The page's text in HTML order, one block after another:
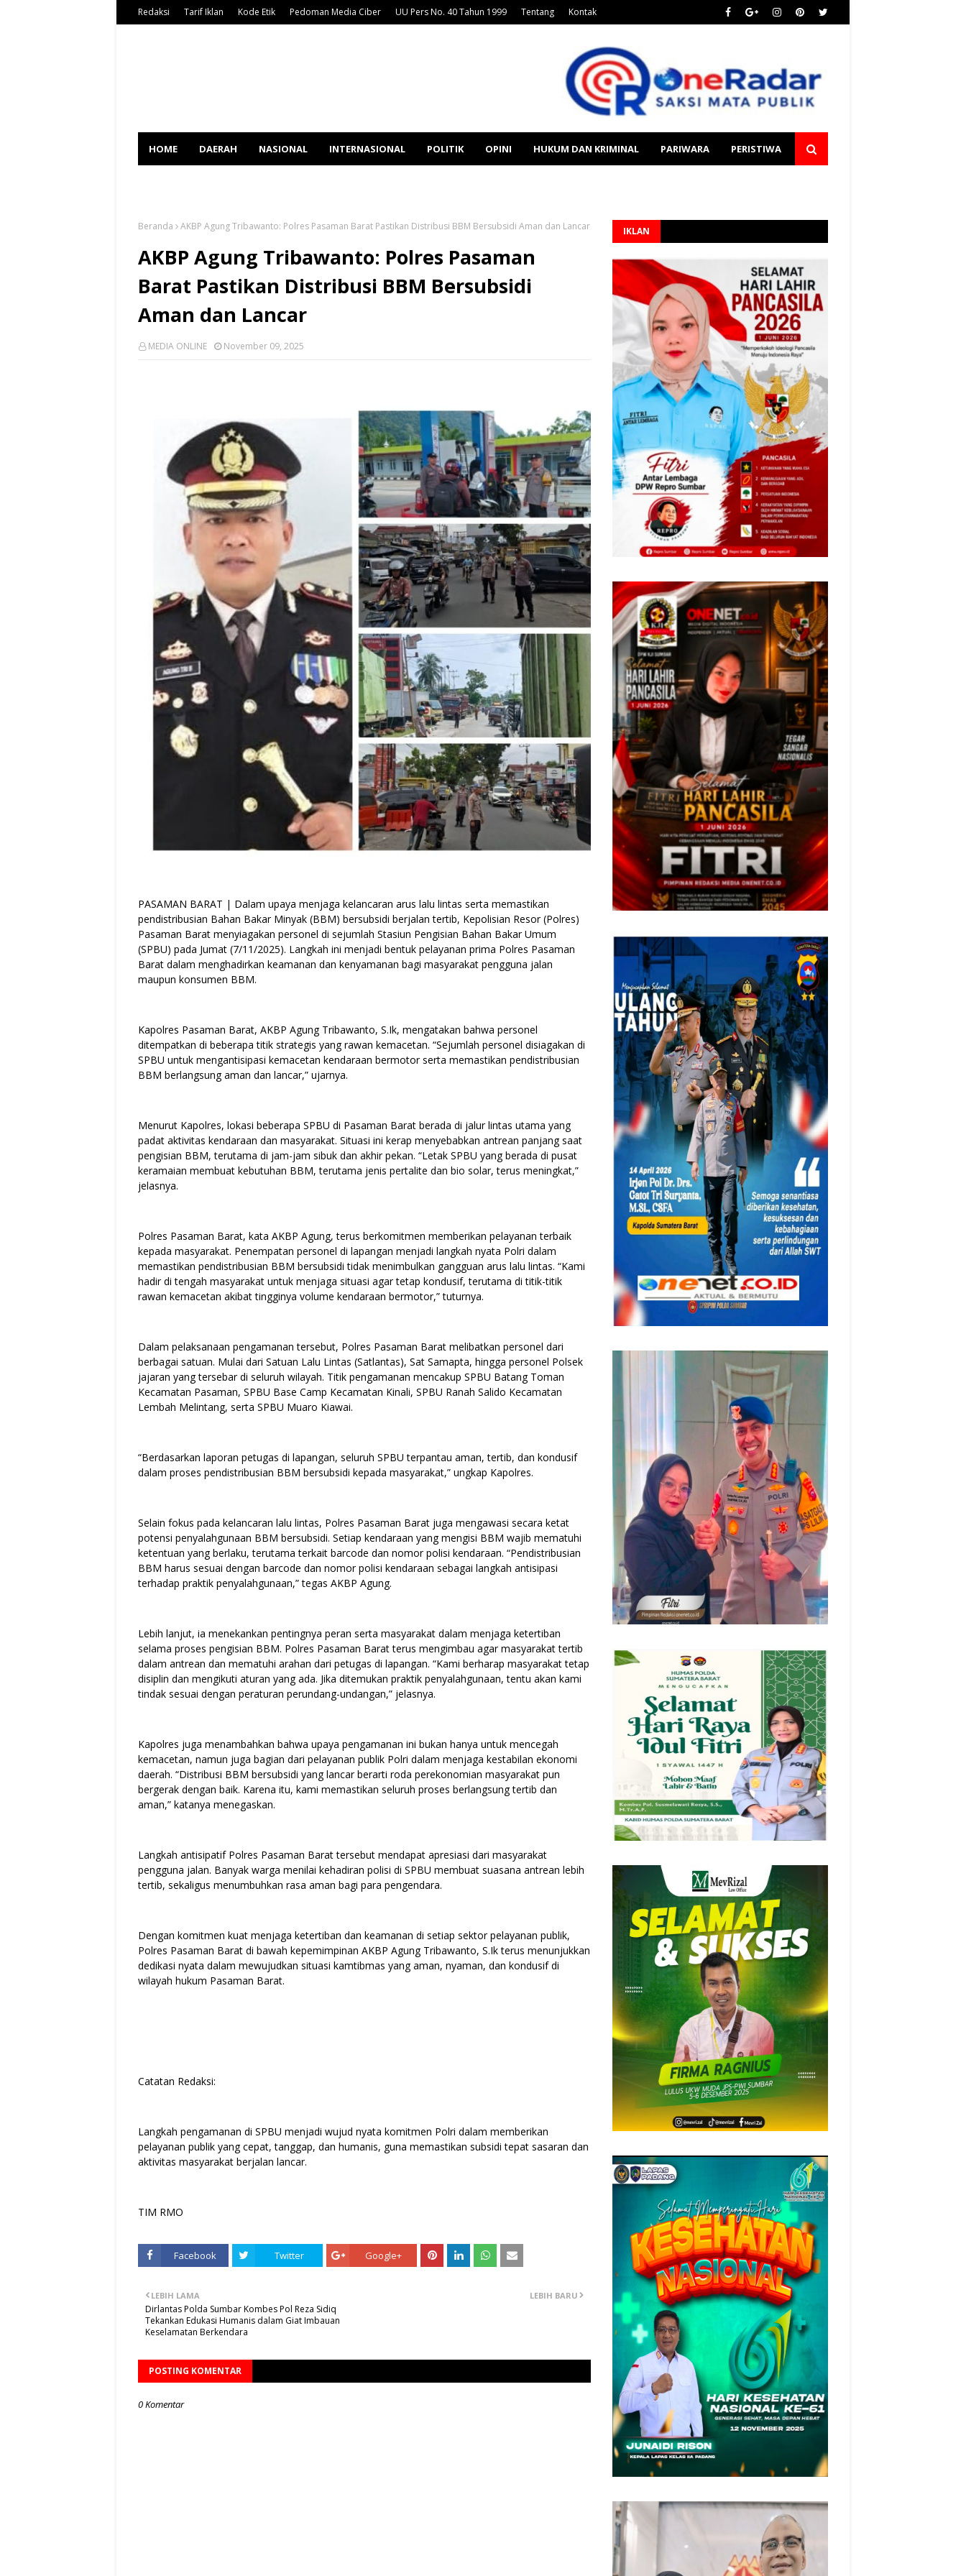
Redaksi Tarif Iklan Kode Etik Pedoman Media Ciber UU Pers No. 40 Tahun 1999 Tentang Kontak
HOME DAERAH NASIONAL INTERNASIONAL POLITIK OPINI HUKUM DAN KRIMINAL PARIWARA PERISTIWA
Beranda AKBP Agung Tribawanto: Polres Pasaman Barat Pastikan Distribusi BBM Bersubsidi Aman dan Lancar
AKBP Agung Tribawanto: Polres Pasaman
Barat Pastikan Distribusi BBM Bersubsidi
Aman dan Lancar
MEDIA ONLINE November 09, 2025
PASAMAN BARAT | Dalam upaya menjaga kelancaran arus lalu lintas serta memastikan
pendistribusian Bahan Bakar Minyak (BBM) bersubsidi berjalan tertib, Kepolisian Resor (Polres)
Pasaman Barat menyiagakan personel di sejumlah Stasiun Pengisian Bahan Bakar Umum
(SPBU) pada Jumat (7/11/2025). Langkah ini menjadi bentuk pelayanan prima Polres Pasaman
Barat dalam menghadirkan keamanan dan kenyamanan bagi masyarakat pengguna jalan
maupun konsumen BBM.
Kapolres Pasaman Barat, AKBP Agung Tribawanto, S.Ik, mengatakan bahwa personel
ditempatkan di beberapa titik strategis yang rawan kemacetan. “Sejumlah personel disiagakan di
SPBU untuk mengantisipasi kemacetan kendaraan bermotor serta memastikan pendistribusian
BBM berlangsung aman dan lancar,” ujarnya.
Menurut Kapolres, lokasi beberapa SPBU di Pasaman Barat berada di jalur lintas utama yang
padat aktivitas kendaraan dan masyarakat. Situasi ini kerap menyebabkan antrean panjang saat
pengisian BBM, terutama di jam-jam sibuk dan akhir pekan. “Letak SPBU yang berada di pusat
keramaian membuat kebutuhan BBM, terutama jenis pertalite dan bio solar, terus meningkat,”
jelasnya.
Polres Pasaman Barat, kata AKBP Agung, terus berkomitmen memberikan pelayanan terbaik
kepada masyarakat. Penempatan personel di lapangan menjadi langkah nyata Polri dalam
memastikan pendistribusian BBM bersubsidi tidak menimbulkan gangguan arus lalu lintas. “Kami
hadir di tengah masyarakat untuk menjaga situasi agar tetap kondusif, terutama di titik-titik
rawan kemacetan akibat tingginya volume kendaraan bermotor,” tuturnya.
Dalam pelaksanaan pengamanan tersebut, Polres Pasaman Barat melibatkan personel dari
berbagai satuan. Mulai dari Satuan Lalu Lintas (Satlantas), Sat Samapta, hingga personel Polsek
jajaran yang tersebar di seluruh wilayah. Titik pengamanan mencakup SPBU Batang Toman
Kecamatan Pasaman, SPBU Base Camp Kecamatan Kinali, SPBU Ranah Salido Kecamatan
Lembah Melintang, serta SPBU Muaro Kiawai.
“Berdasarkan laporan petugas di lapangan, seluruh SPBU terpantau aman, tertib, dan kondusif
dalam proses pendistribusian BBM bersubsidi kepada masyarakat,” ungkap Kapolres.
Selain fokus pada kelancaran lalu lintas, Polres Pasaman Barat juga mengawasi secara ketat
potensi penyalahgunaan BBM bersubsidi. Setiap kendaraan yang mengisi BBM wajib mematuhi
ketentuan yang berlaku, terutama terkait barcode dan nomor polisi kendaraan. “Pendistribusian
BBM harus sesuai dengan barcode dan nomor polisi kendaraan sebagai langkah antisipasi
terhadap praktik penyalahgunaan,” tegas AKBP Agung.
Lebih lanjut, ia menekankan pentingnya peran serta masyarakat dalam menjaga ketertiban
selama proses pengisian BBM. Polres Pasaman Barat terus mengimbau agar masyarakat tertib
dalam antrean dan mematuhi arahan dari petugas di lapangan. “Kami berharap masyarakat tetap
disiplin dan mengikuti aturan yang ada. Jika ditemukan praktik penyalahgunaan, tentu akan kami
tindak sesuai dengan peraturan perundang-undangan,” jelasnya.
Kapolres juga menambahkan bahwa upaya pengamanan ini bukan hanya untuk mencegah
kemacetan, namun juga bagian dari pelayanan publik Polri dalam menjaga kestabilan ekonomi
daerah. “Distribusi BBM bersubsidi yang lancar berarti roda perekonomian masyarakat pun
bergerak dengan baik. Karena itu, kami memastikan seluruh proses berlangsung tertib dan
aman,” katanya menegaskan.
Langkah antisipatif Polres Pasaman Barat tersebut mendapat apresiasi dari masyarakat
pengguna jalan. Banyak warga menilai kehadiran polisi di SPBU membuat suasana antrean lebih
tertib, sekaligus menumbuhkan rasa aman bagi para pengendara.
Dengan komitmen kuat menjaga ketertiban dan keamanan di setiap sektor pelayanan publik,
Polres Pasaman Barat di bawah kepemimpinan AKBP Agung Tribawanto, S.Ik terus menunjukkan
dedikasi nyata dalam mewujudkan situasi kamtibmas yang aman, nyaman, dan kondusif di
wilayah hukum Pasaman Barat.
Catatan Redaksi:
Langkah pengamanan di SPBU menjadi wujud nyata komitmen Polri dalam memberikan
pelayanan publik yang cepat, tanggap, dan humanis, guna memastikan subsidi tepat sasaran dan
aktivitas masyarakat berjalan lancar.
TIM RMO
Facebook Twitter Google+
LEBIH BARU
LEBIH LAMA
Dirlantas Polda Sumbar Kombes Pol Reza Sidiq
Tekankan Edukasi Humanis dalam Giat Imbauan
Keselamatan Berkendara
POSTING KOMENTAR
0 Komentar
IKLAN